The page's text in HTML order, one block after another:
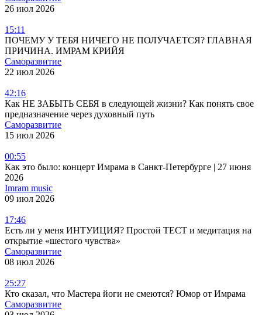
26 июл 2026
15:11
ПОЧЕМУ У ТЕБЯ НИЧЕГО НЕ ПОЛУЧАЕТСЯ? ГЛАВНАЯ
ПРИЧИНА. ИМРАМ КРИЙЯ
Саморазвитие
22 июл 2026
42:16
Как НЕ ЗАБЫТЬ СЕБЯ в следующей жизни? Как понять свое
предназначение через духовный путь
Саморазвитие
15 июл 2026
00:55
Как это было: концерт Имрама в Санкт-Петербурге | 27 июня
2026
Imram music
09 июл 2026
17:46
Есть ли у меня ИНТУИЦИЯ? Простой ТЕСТ и медитация на
открытие «шестого чувства»
Саморазвитие
08 июл 2026
25:27
Кто сказал, что Мастера йоги не смеются? Юмор от Имрама
Саморазвитие